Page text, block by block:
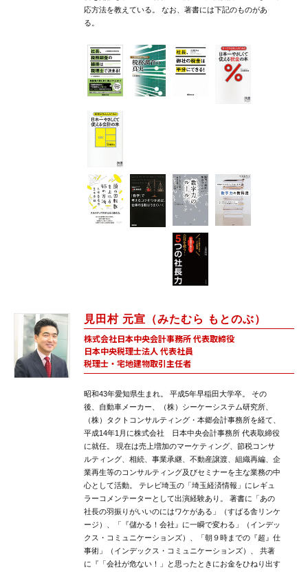
応方法を教えている。 なお、著書には下記のものがあ
る。
見田村 元宣（みたむら もとのぶ）
株式会社日本中央会計事務所 代表取締役
日本中央税理士法人 代表社員
税理士・宅地建物取引主任者
昭和43年愛知県生まれ。 平成5年早稲田大学卒。 その
後、自動車メーカー、（株）シーケーシステム研究所、
（株）タクトコンサルティング・本郷会計事務所を経て、
平成14年1月に株式会社 日本中央会計事務所 代表取締役
に就任。 現在は売上増加のマーケティング、節税コンサ
ルティング、相続、事業承継、不動産譲渡、組織再編、企
業再生等のコンサルティング及びセミナーを主な業務の中
心として活動。 テレビ埼玉の「埼玉経済情報」にレギュ
ラーコメンテーターとして出演経験あり。 著書に「あの
社長の羽振りがいいのにはワケがある」（すばる舎リンケ
ージ）、「『儲かる！会社』に一瞬で変わる」（インデッ
クス・コミュニケーションズ）、「朝９時までの『超』仕
事術」（インデックス・コミュニケーションズ）、 共著
に『「会社が危ない！」と思ったときにお金をひねり出す